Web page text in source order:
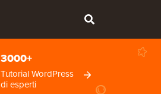
3000+
Tutorial WordPress
di esperti